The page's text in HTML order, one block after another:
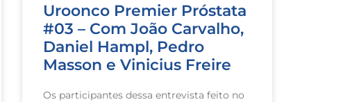
Uroonco Premier Próstata
#03 – Com João Carvalho,
Daniel Hampl, Pedro
Masson e Vinicius Freire
Os participantes dessa entrevista feito no